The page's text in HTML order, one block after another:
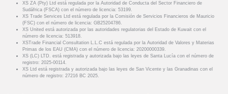
XS ZA (Pty) Ltd está regulada por la Autoridad de Conducta del Sector Financiero de
Sudáfrica (FSCA) con el número de licencia: 53199.
XS Trade Services Ltd está regulada por la Comisión de Servicios Financieros de Mauricio
(FSC) con el número de licencia: GB25204786.
XS United está autorizada por las autoridades regulatorias del Estado de Kuwait con el
número de licencia: 513918.
XSTrade Financial Consultation L.L.C está regulada por la Autoridad de Valores y Materias
Primas de los EAU (CMA) con el número de licencia: 20200000339.
XS (LC) LTD. está registrada y autorizada bajo las leyes de Santa Lucía con el número de
registro: 2025-00114.
XS Ltd está registrada y autorizada bajo las leyes de San Vicente y las Granadinas con el
número de registro: 27216 BC 2025.